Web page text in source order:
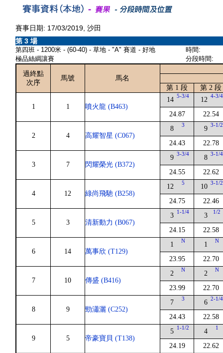
賽事日期: 17/03/2019, 沙田
第 3 場
第四班 - 1200米 - (60-40) - 草地 - "A" 賽道 - 好地
極品絲綢讓賽
時間:
分段時間:
過終點
次序
馬號
馬名
第 1 段
第 2 段
1 1 噴火龍 (B463)
14 5-3/4
24.87
12 4-3/4
22.54
2 4 高耀智星 (C067)
8 3
24.43
9 3-1/2
22.78
3 7 閃耀榮光 (B372)
9 3-3/4
24.55
8 3-1/4
22.62
4 12 綠尚飛馳 (B258)
12 5
24.75
10 3-1/2
22.46
5 3 清新動力 (B067)
3 1-1/4
24.15
3 1/2
22.58
6 14 萬事欣 (T129)
1 N
23.95
1 N
22.70
7 10 傳盛 (B416)
2 N
23.99
2 N
22.70
8 9 勁瀟灑 (C252)
7 3
24.43
6 2-1/4
22.58
9 5 帝豪寶貝 (T138)
5 1-1/2
24.19
4 1
22.62